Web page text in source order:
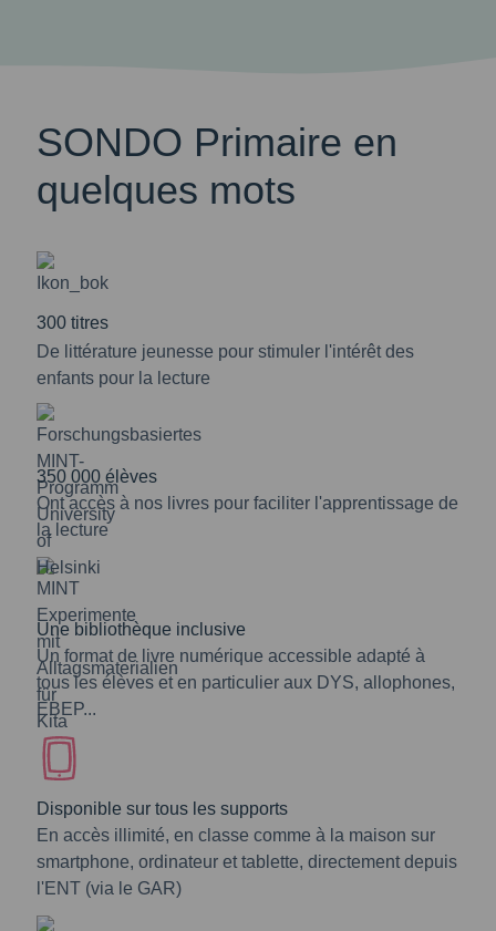
SONDO Primaire en
quelques mots
300 titres
De littérature jeunesse pour stimuler l'intérêt des
enfants pour la lecture
350 000 élèves
Ont accès à nos livres pour faciliter l'apprentissage de
la lecture
Une bibliothèque inclusive
Un format de livre numérique accessible adapté à
tous les élèves et en particulier aux DYS, allophones,
EBEP...
Disponible sur tous les supports
En accès illimité, en classe comme à la maison sur
smartphone, ordinateur et tablette, directement depuis
l'ENT (via le GAR)